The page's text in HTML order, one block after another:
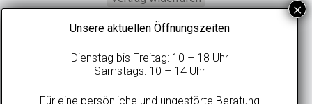
Widerrufsbelehrung
Datenschutzerklärung
Unsere aktuellen Öffnungszeiten
Dienstag bis Freitag: 10 – 18 Uhr
Samstags: 10 – 14 Uhr
Für eine persönliche und ungestörte Beratung